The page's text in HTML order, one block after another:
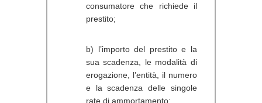
consumatore che richiede il
prestito;
b) l’importo del prestito e la
sua scadenza, le modalità di
erogazione, l’entità, il numero
e la scadenza delle singole
rate di ammortamento;